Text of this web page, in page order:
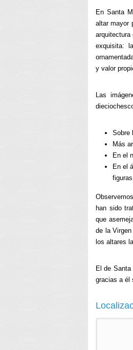
En Santa
altar mayor
arquitectura
exquisita:
y valor
Las
Sobre
Más
En el
En el
han sido
que
de la
los altares
El de
gracias a él